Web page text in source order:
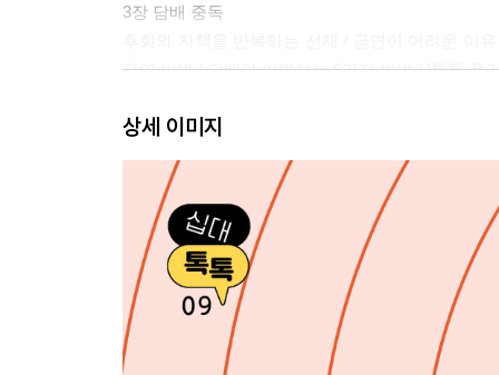
3장 담배 중독
금연 방법 / 담배와 이별하는 6가지 방법 / [톡톡 플
4장 관계 중독
집착과 우정 사이에서 괴로운 민지 / 십 대, 관계
관계 만들기 / 나를 소중히 여기기 위한 실천 방법
5장 자해 중독
옷 속에 감춰둔 영미의 속마음 / 겉으로 보이는
있을까
6장 도박 중독
상세 이미지